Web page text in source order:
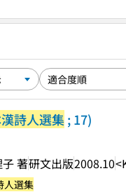
詩人選集 ; 17)
著研文出版2008.10
人選集